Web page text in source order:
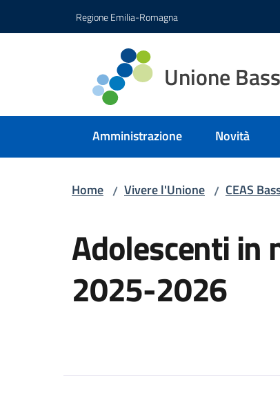
Regione Emilia-Romagna
Unione
Amministrazione Novità
Home / Vivere l'Unione / CEAS
Adolescenti in
2025-2026